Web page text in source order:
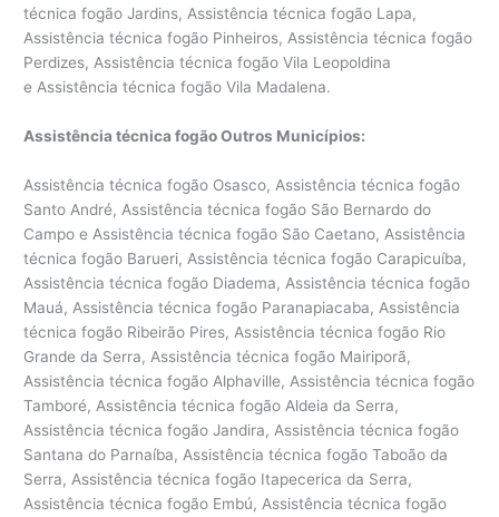
técnica fogão Jardins, Assistência técnica fogão Lapa,
Assistência técnica fogão Pinheiros, Assistência técnica fogão
Perdizes, Assistência técnica fogão Vila Leopoldina
e Assistência técnica fogão Vila Madalena.
Assistência técnica fogão Outros Municípios:
Assistência técnica fogão Osasco, Assistência técnica fogão
Santo André, Assistência técnica fogão São Bernardo do
Campo e Assistência técnica fogão São Caetano, Assistência
técnica fogão Barueri, Assistência técnica fogão Carapicuíba,
Assistência técnica fogão Diadema, Assistência técnica fogão
Mauá, Assistência técnica fogão Paranapiacaba, Assistência
técnica fogão Ribeirão Pires, Assistência técnica fogão Rio
Grande da Serra, Assistência técnica fogão Mairiporã,
Assistência técnica fogão Alphaville, Assistência técnica fogão
Tamboré, Assistência técnica fogão Aldeia da Serra,
Assistência técnica fogão Jandira, Assistência técnica fogão
Santana do Parnaíba, Assistência técnica fogão Taboão da
Serra, Assistência técnica fogão Itapecerica da Serra,
Assistência técnica fogão Embú, Assistência técnica fogão